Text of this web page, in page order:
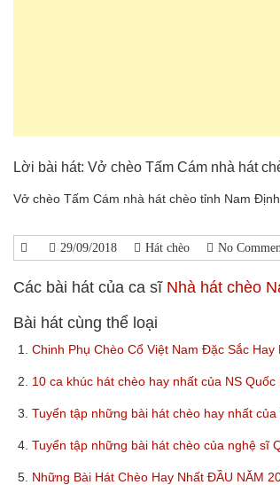
Lời bài hát: Vở chèo Tấm Cám nhà hát
Vở chèo Tấm Cám nhà hát chèo tỉnh Nam
29/09/2018 Hát chèo No
Các bài hát của ca sĩ Nhà hát chèo
Bài hát cùng thể loại
1. Chinh Phụ Chèo Cổ Việt Nam Đặc Sắc Hay
2. 10 ca khúc hát chèo hay nhất của NS Quốc
3. Tuyển tập những bài hát chèo hay nhất của
4. Tuyển tập những bài hát chèo của nghệ sĩ
5. Những Bài Hát Chèo Hay Nhất ĐẦU NĂM